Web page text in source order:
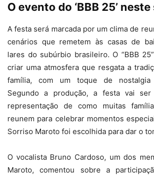
O evento do ‘BBB 25’
A festa será marcada por um clima de
cenários que remetem às casas de
lares do subúrbio brasileiro. O “BBB
criar uma atmosfera que resgata a
família, com um toque de nostalgia
Segundo a produção, a festa vai ser
representação de como muitas
reunem para celebrar momentos
Sorriso Maroto foi escolhida para dar o
O vocalista Bruno Cardoso, um dos
Maroto, comentou sobre a